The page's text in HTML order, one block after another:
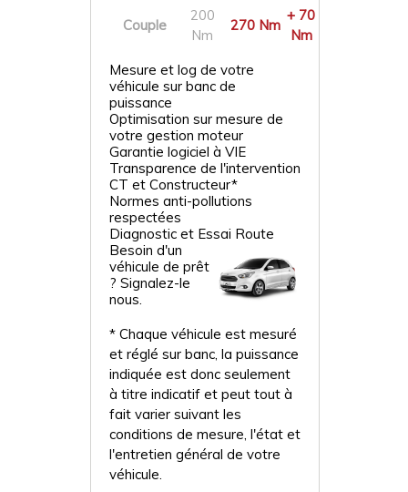
Couple
200
Nm
270 Nm
+ 70
Nm
Mesure et log de votre
véhicule sur banc de
puissance
Optimisation sur mesure de
votre gestion moteur
Garantie logiciel à VIE
Transparence de l'intervention
CT et Constructeur*
Normes anti-pollutions
respectées
Diagnostic et Essai Route
Besoin d'un
véhicule de prêt
? Signalez-le
nous.
* Chaque véhicule est mesuré
et réglé sur banc, la puissance
indiquée est donc seulement
à titre indicatif et peut tout à
fait varier suivant les
conditions de mesure, l'état et
l'entretien général de votre
véhicule.